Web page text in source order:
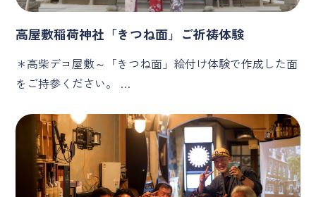
高屋敷稲荷神社「きつね面」ご祈祷体験
＊高柴デコ屋敷～「きつね面」絵付け体験で作成した面
をご持参ください。 …